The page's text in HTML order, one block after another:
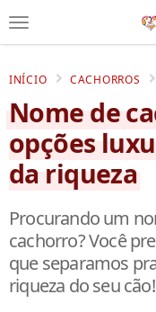
INÍCIO CACHORROS
Nome de
opções
da riqueza
Procurando um
cachorro? Você
que separamos
riqueza do seu cão!